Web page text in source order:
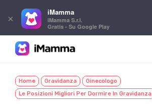
content
Home Gravidanza
Ginecologo
Le Posizioni Migliori Per Dormire In Gravidanza
×
iMamma
iMamma S.r.l.
Gratis - Su Google Play